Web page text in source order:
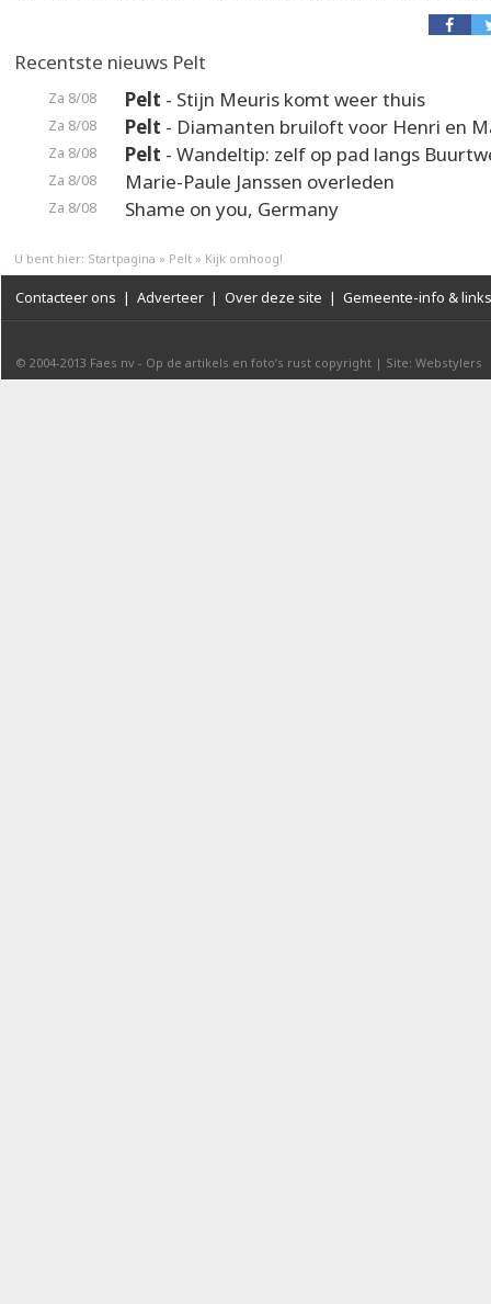
Recentste nieuws Pelt
Za 8/08 Pelt - Stijn Meuris komt weer thuis
Za 8/08 Pelt - Diamanten bruiloft voor Henri en
Za 8/08 Pelt - Wandeltip: zelf op pad langs
Za 8/08 Marie-Paule Janssen overleden
Za 8/08 Shame on you, Germany
U bent hier: Startpagina » Pelt » Kijk omhoog!
Contacteer ons | Adverteer | Over deze site | Gemeente-info & links
© 2004-2013 Faes nv - Op de artikels en foto’s rust copyright | Site: Webstylers